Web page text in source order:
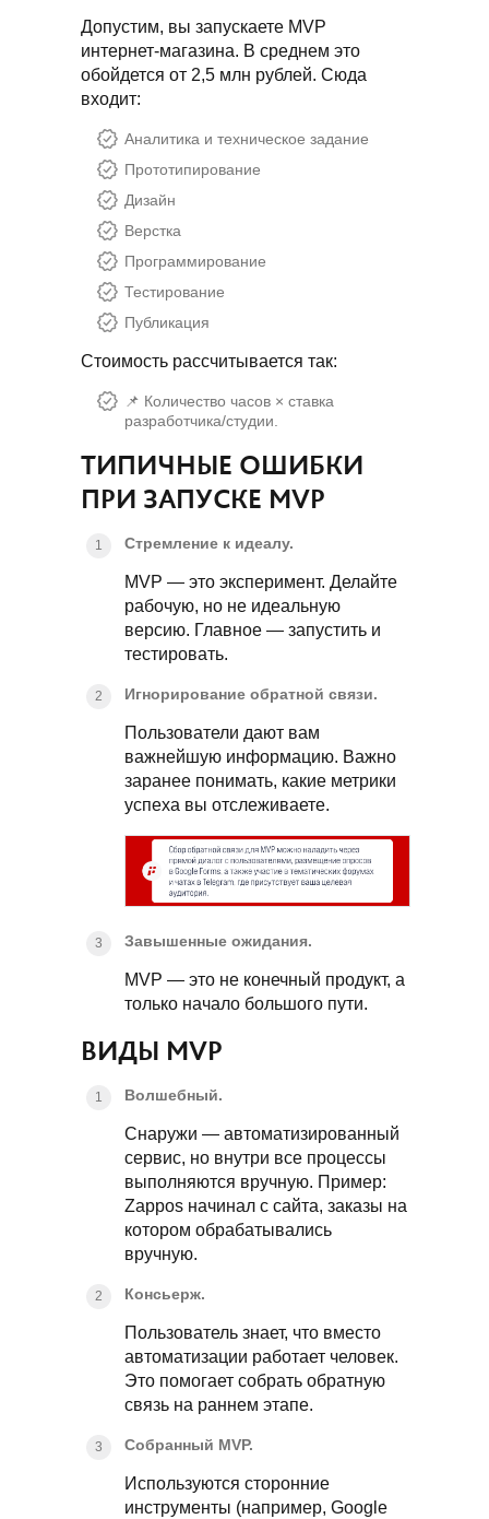
Допустим, вы запускаете MVP
интернет-магазина. В среднем это
обойдется от 2,5 млн рублей. Сюда
входит:
Аналитика и техническое задание
Прототипирование
Дизайн
Верстка
Программирование
Тестирование
Публикация
Стоимость рассчитывается так:
📌 Количество часов × ставка
разработчика/студии.
ТИПИЧНЫЕ ОШИБКИ
ПРИ ЗАПУСКЕ MVP
Стремление к идеалу.
MVP — это эксперимент. Делайте
рабочую, но не идеальную
версию. Главное — запустить и
тестировать.
Игнорирование обратной связи.
Пользователи дают вам
важнейшую информацию. Важно
заранее понимать, какие метрики
успеха вы отслеживаете.
Завышенные ожидания.
MVP — это не конечный продукт, а
только начало большого пути.
ВИДЫ MVP
Волшебный.
Снаружи — автоматизированный
сервис, но внутри все процессы
выполняются вручную. Пример:
Zappos начинал с сайта, заказы на
котором обрабатывались
вручную.
Консьерж.
Пользователь знает, что вместо
автоматизации работает человек.
Это помогает собрать обратную
связь на раннем этапе.
Собранный MVP.
Используются сторонние
инструменты (например, Google